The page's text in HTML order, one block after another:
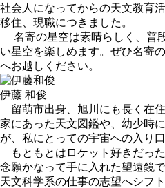
社会人になってからの天文教育
移住、現職につきました。
名寄の星空は素晴らしく、普
い星空を楽しめます。ぜひ名寄
へお越しください。
伊藤 和俊
留萌市出身、旭川にも長く在
家にあった天文図鑑や、幼少時
が、私にとっての宇宙への入り口
もともとはロケット好きだっ
念願かなって手に入れた望遠鏡
天文科学系の仕事の志望へシフ